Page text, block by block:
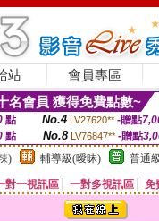
站 會員專區
名會員 獲得免費點數~
點 No.4 LV27620** -贈點
點 No.8 LV76847** -贈點
) 輔導級(曖昧) 普通
對一視訊區 一對多視訊區 免